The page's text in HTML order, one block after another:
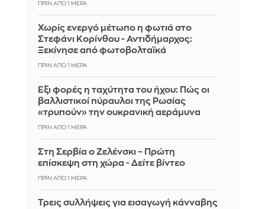
ΠΡΙΝ ΑΠΌ 1 ΜΈΡΑ
Χωρίς ενεργό μέτωπο η φωτιά στο
Στεφάνι Κορίνθου - Αντιδήμαρχος:
Ξεκίνησε από φωτοβολταϊκά
ΠΡΙΝ ΑΠΌ 1 ΜΈΡΑ
Έξι φορές η ταχύτητα του ήχου: Πώς οι
βαλλιστικοί πύραυλοι της Ρωσίας
«τρυπούν» την ουκρανική αεράμυνα
ΠΡΙΝ ΑΠΌ 1 ΜΈΡΑ
Στη Σερβία ο Ζελένσκι – Πρώτη
επίσκεψη στη χώρα - Δείτε βίντεο
ΠΡΙΝ ΑΠΌ 1 ΜΈΡΑ
Τρεις συλλήψεις για εισαγωγή κάνναβης